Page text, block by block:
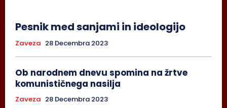
Pesnik med sanjami in ideologijo
Zaveza 28 Decembra 2023
Ob narodnem dnevu spomina na žrtve
komunističnega nasilja
Zaveza 28 Decembra 2023